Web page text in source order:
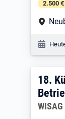
2.500
18.
18.